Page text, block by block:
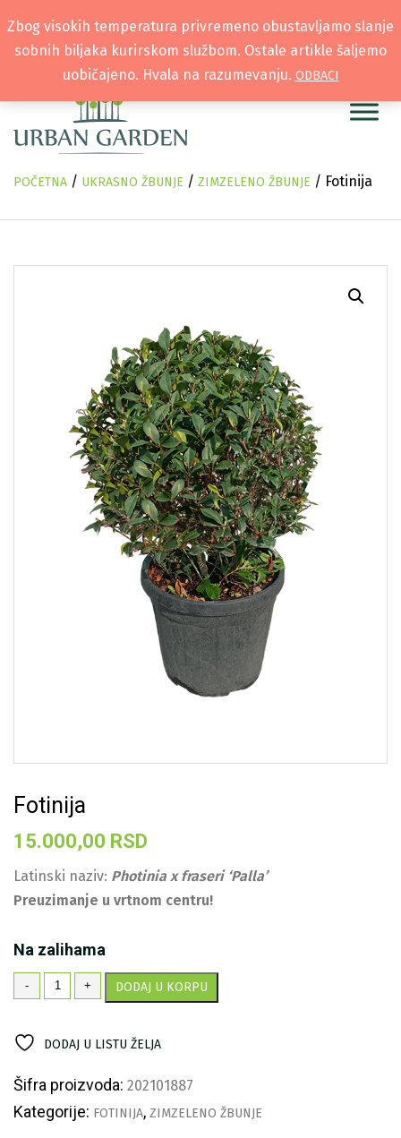
POČETNA / UKRASNO ŽBUNJE / ZIMZELENO ŽBUNJE / Fotinija
Fotinija
15.000,00 RSD
Latinski naziv: Photinia x fraseri ‘Palla’
Preuzimanje u vrtnom centru!
Na zalihama
-
Fotinija
količina
+ DODAJ U KORPU
DODAJ U LISTU ŽELJA
Šifra proizvoda: 202101887
Kategorije: FOTINIJA, ZIMZELENO ŽBUNJE
Zbog visokih temperatura privremeno obustavljamo slanje
sobnih biljaka kurirskom službom. Ostale artikle šaljemo
uobičajeno. Hvala na razumevanju. ODBACI